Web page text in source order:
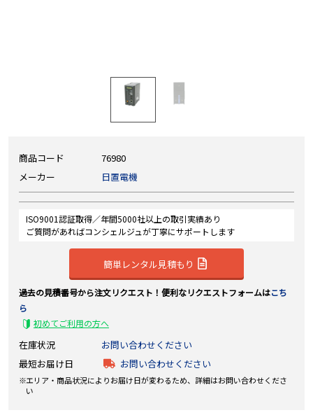
商品コード
76980
メーカー
日置電機
ISO9001認証取得／年間5000社以上の取引実績あり
ご質問があればコンシェルジュが丁寧にサポートします
簡単レンタル見積もり
過去の見積番号から注文リクエスト！便利なリクエストフォームはこち
ら
初めてご利用の方へ
在庫状況
お問い合わせください
最短お届け日
お問い合わせください
エリア・商品状況によりお届け日が変わるため、詳細はお問い合わせくださ
い